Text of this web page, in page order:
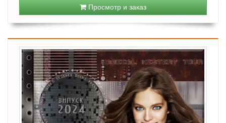
Просмотр и заказ